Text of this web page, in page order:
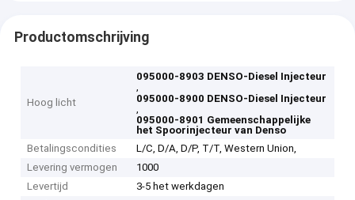
Productomschrijving
Hoog licht
095000-8903 DENSO-Diesel Injecteur
,
095000-8900 DENSO-Diesel Injecteur
,
095000-8901 Gemeenschappelijke
het Spoorinjecteur van Denso
Betalingscondities
L/C, D/A, D/P, T/T, Western Union,
Levering vermogen
1000
Levertijd
3-5 het werkdagen